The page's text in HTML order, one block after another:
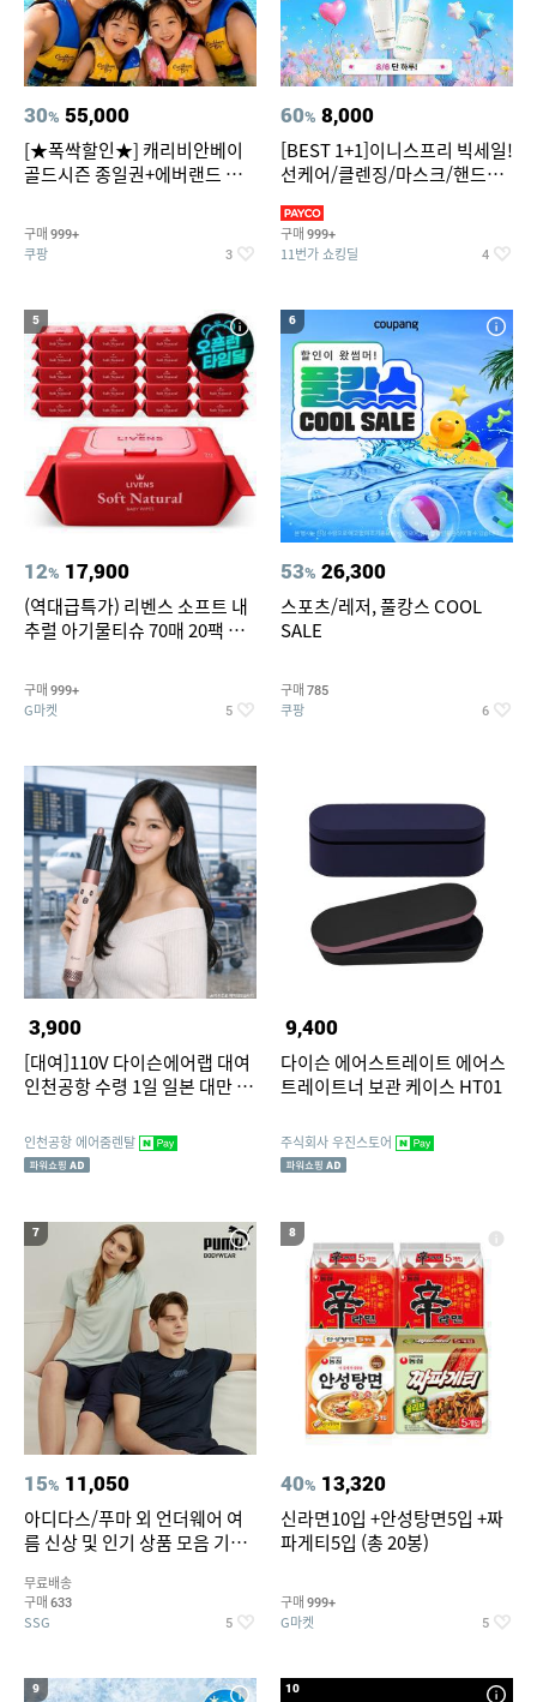
30% 55,000
[★폭싹할인★] 캐리비안베이
골드시즌 종일권+에버랜드 오
구매 999+
쿠팡 3
60% 8,000
[BEST 1+1]이니스프리 빅세일!
선케어/클렌징/마스크/핸드크
구매 999+
11번가 쇼킹딜 4
5
12% 17,900
(역대급특가) 리벤스 소프트 내
추럴 아기물티슈 70매 20팩 캡
구매 999+
G마켓 5
6
53% 26,300
스포츠/레저, 풀캉스 COOL
SALE
구매 785
쿠팡 6
3,900
[대여]110V 다이슨에어랩 대여
인천공항 수령 1일 일본 대만 미
인천공항 에어줌렌탈
9,400
다이슨 에어스트레이트 에어스
트레이트너 보관 케이스 HT01
주식회사 우진스토어
7
15% 11,050
아디다스/푸마 외 언더웨어 여
름 신상 및 인기 상품 모음 기획
무료배송
구매 633
SSG 5
8
40% 13,320
신라면10입 +안성탕면5입 +짜
파게티5입 (총 20봉)
구매 999+
G마켓 5
9 10